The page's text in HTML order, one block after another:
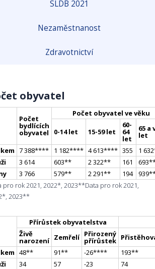
SLDB 2021
Nezaměstnanost
Zdravotnictví
obyvatel
Počet
bydlících
obyvatel
Počet obyvatel ve věku
0-14 let 15-59 let
60-
64
let
65 a
let
7 388**** 1 182**** 4 613**** 355 1 632
3 614 603** 2 322** 161 693*
3 766 579** 2 291** 194 939*
pro rok 2021, 2022*, 2023**Data pro rok 2021,
2023**
Přírůstek obyvatelstva
Živě
narození Zemřelí Přirozený
přírůstek
48** 91** -26**** 193**
34 57 -23
74